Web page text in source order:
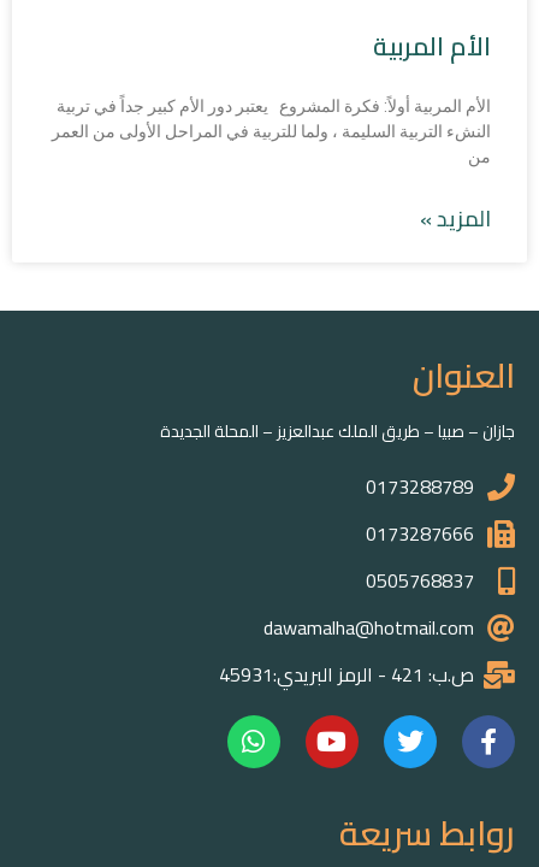
الأم المربية
الأم المربية أولاً: فكرة المشروع يعتبر دور الأم كبير جداً في تربية
النشء التربية السليمة ، ولما للتربية في المراحل الأولى من العمر
من
المزيد »
العنوان
جازان – صبيا – طريق الملك عبدالعزيز – المحلة الجديدة
0173288789
0173287666
0505768837
dawamalha@hotmail.com
ص.ب: 421 - الرمز البريدي:45931
روابط سريعة